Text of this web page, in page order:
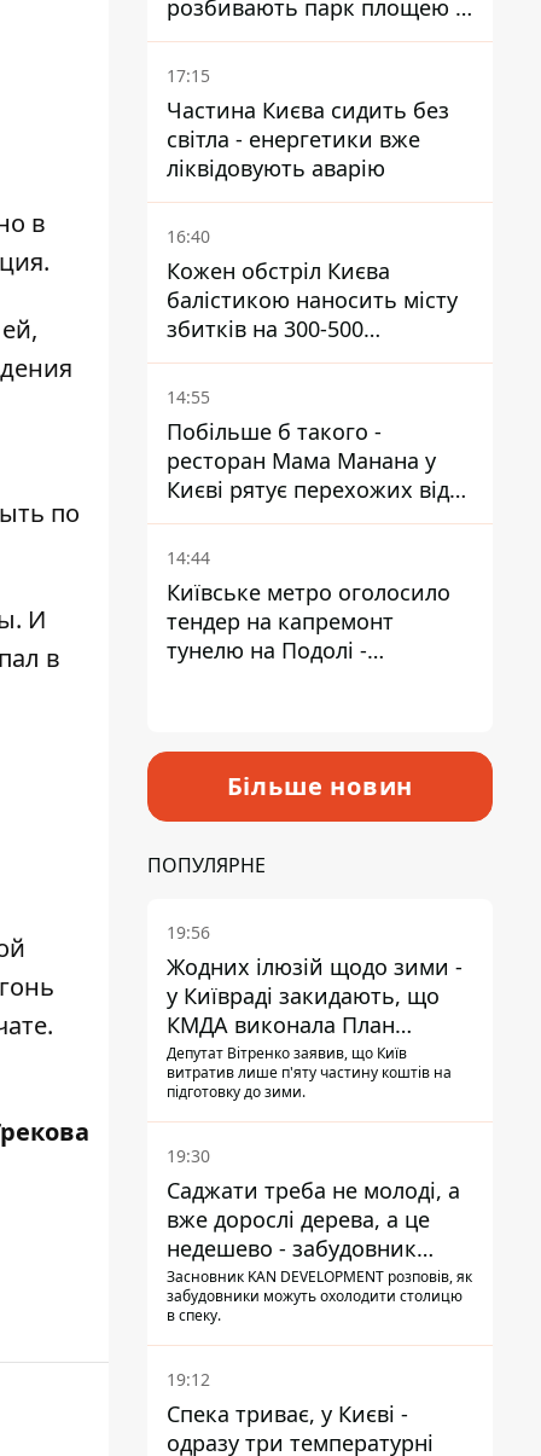
в
.
по
И
в
розбивають парк площею в
гектар
17:15
Частина Києва сидить без
світла - енергетики вже
ліквідовують аварію
16:40
Кожен обстріл Києва
балістикою наносить місту
збитків на 300-500
мільйонів - Петро
Пантелеєв
14:55
Побільше б такого -
ресторан Мама Манана у
Києві рятує перехожих від
спеки
14:44
Київське метро оголосило
тендер на капремонт
тунелю на Подолі -
Більше новин
ПОПУЛЯРНЕ
19:56
Жодних ілюзій щодо зими -
у Київраді закидають, що
КМДА виконала План
стійкості на 20%
Депутат Вітренко заявив, що Київ
витратив лише п'яту частину коштів на
підготовку до зими.
19:30
Саджати треба не молоді, а
вже дорослі дерева, а це
недешево - забудовник
Ніконов
Засновник KAN DEVELOPMENT розповів, як
забудовники можуть охолодити столицю
в спеку.
19:12
Спека триває, у Києві -
одразу три температурні